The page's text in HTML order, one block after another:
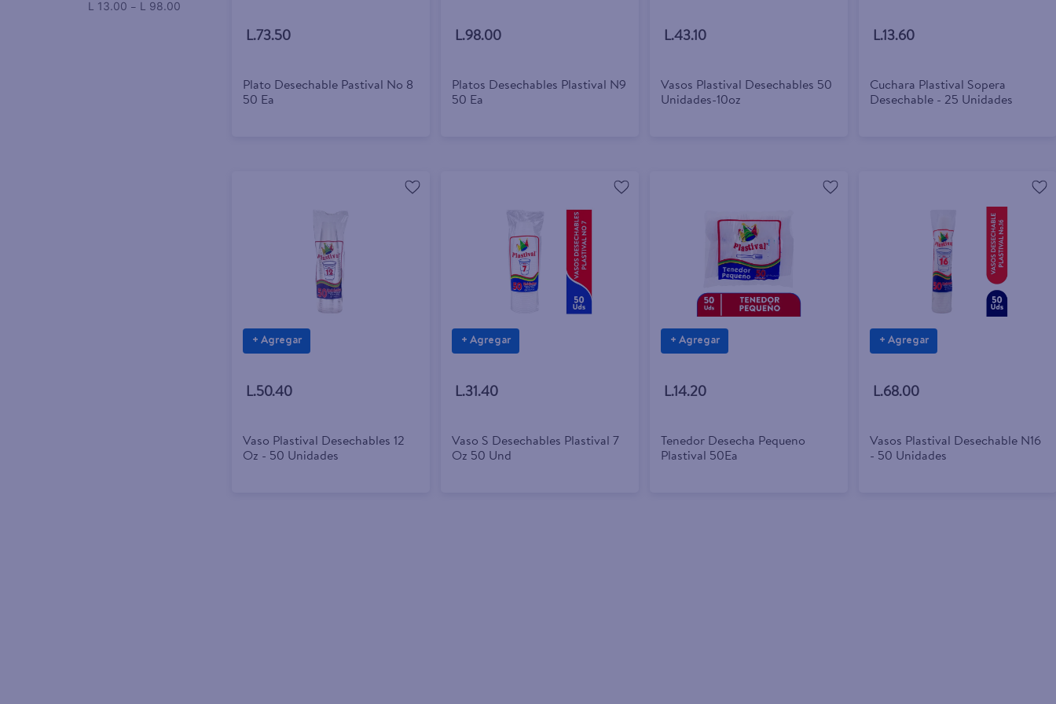
L 13.00 – L 98.00
L.73.50
Plato Desechable Pastival No 8
50 Ea
L.98.00
Platos Desechables Plastival N9
50 Ea
L.43.10
Vasos Plastival Desechables 50
Unidades-10oz
L.13.60
Cuchara Plastival Sopera
Desechable - 25 Unidades
+ Agregar
L.50.40
Vaso Plastival Desechables 12
Oz - 50 Unidades
+ Agregar
L.31.40
Vaso S Desechables Plastival 7
Oz 50 Und
+ Agregar
L.14.20
Tenedor Desecha Pequeno
Plastival 50Ea
+ Agregar
L.68.00
Vasos Plastival Desechable N16
- 50 Unidades